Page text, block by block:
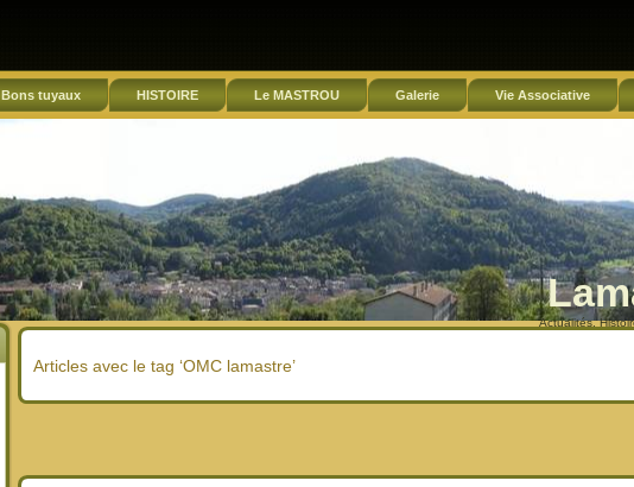
Bons tuyaux HISTOIRE Le MASTROU Galerie Vie Associative
Actualités,
Articles avec le tag ‘OMC lamastre’